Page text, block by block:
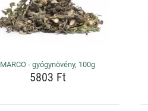
MARCO - gyógynövény, 100g
5803 Ft